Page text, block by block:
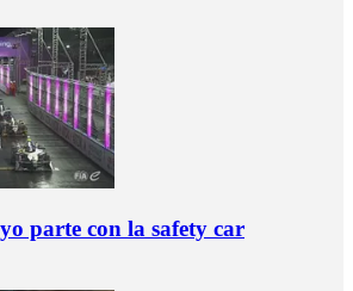
parte con la safety car